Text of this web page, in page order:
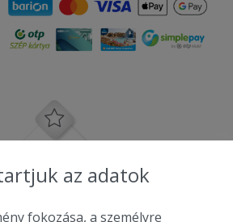
az adatok
fokozása, a személyre